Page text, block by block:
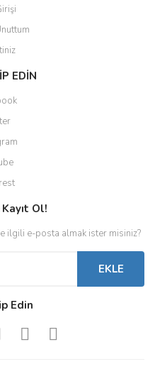
EDİN
Ol!
ilgili e-posta almak ister misiniz?
EKLE
Edin